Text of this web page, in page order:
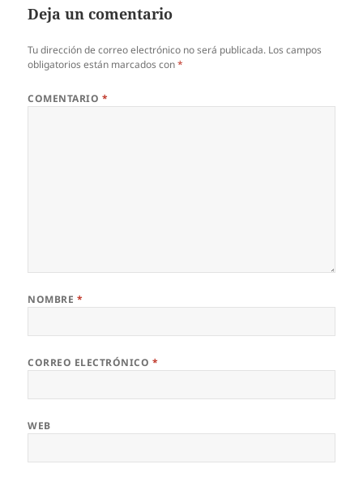
Deja un comentario
Tu dirección de correo electrónico no será publicada. Los campos
obligatorios están marcados con*
COMENTARIO *
NOMBRE *
CORREO ELECTRÓNICO *
WEB